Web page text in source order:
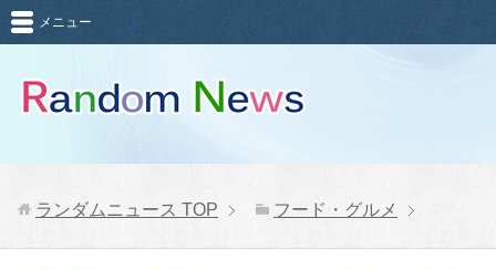
メニュー
ランダムニュース TOP フード・グルメ